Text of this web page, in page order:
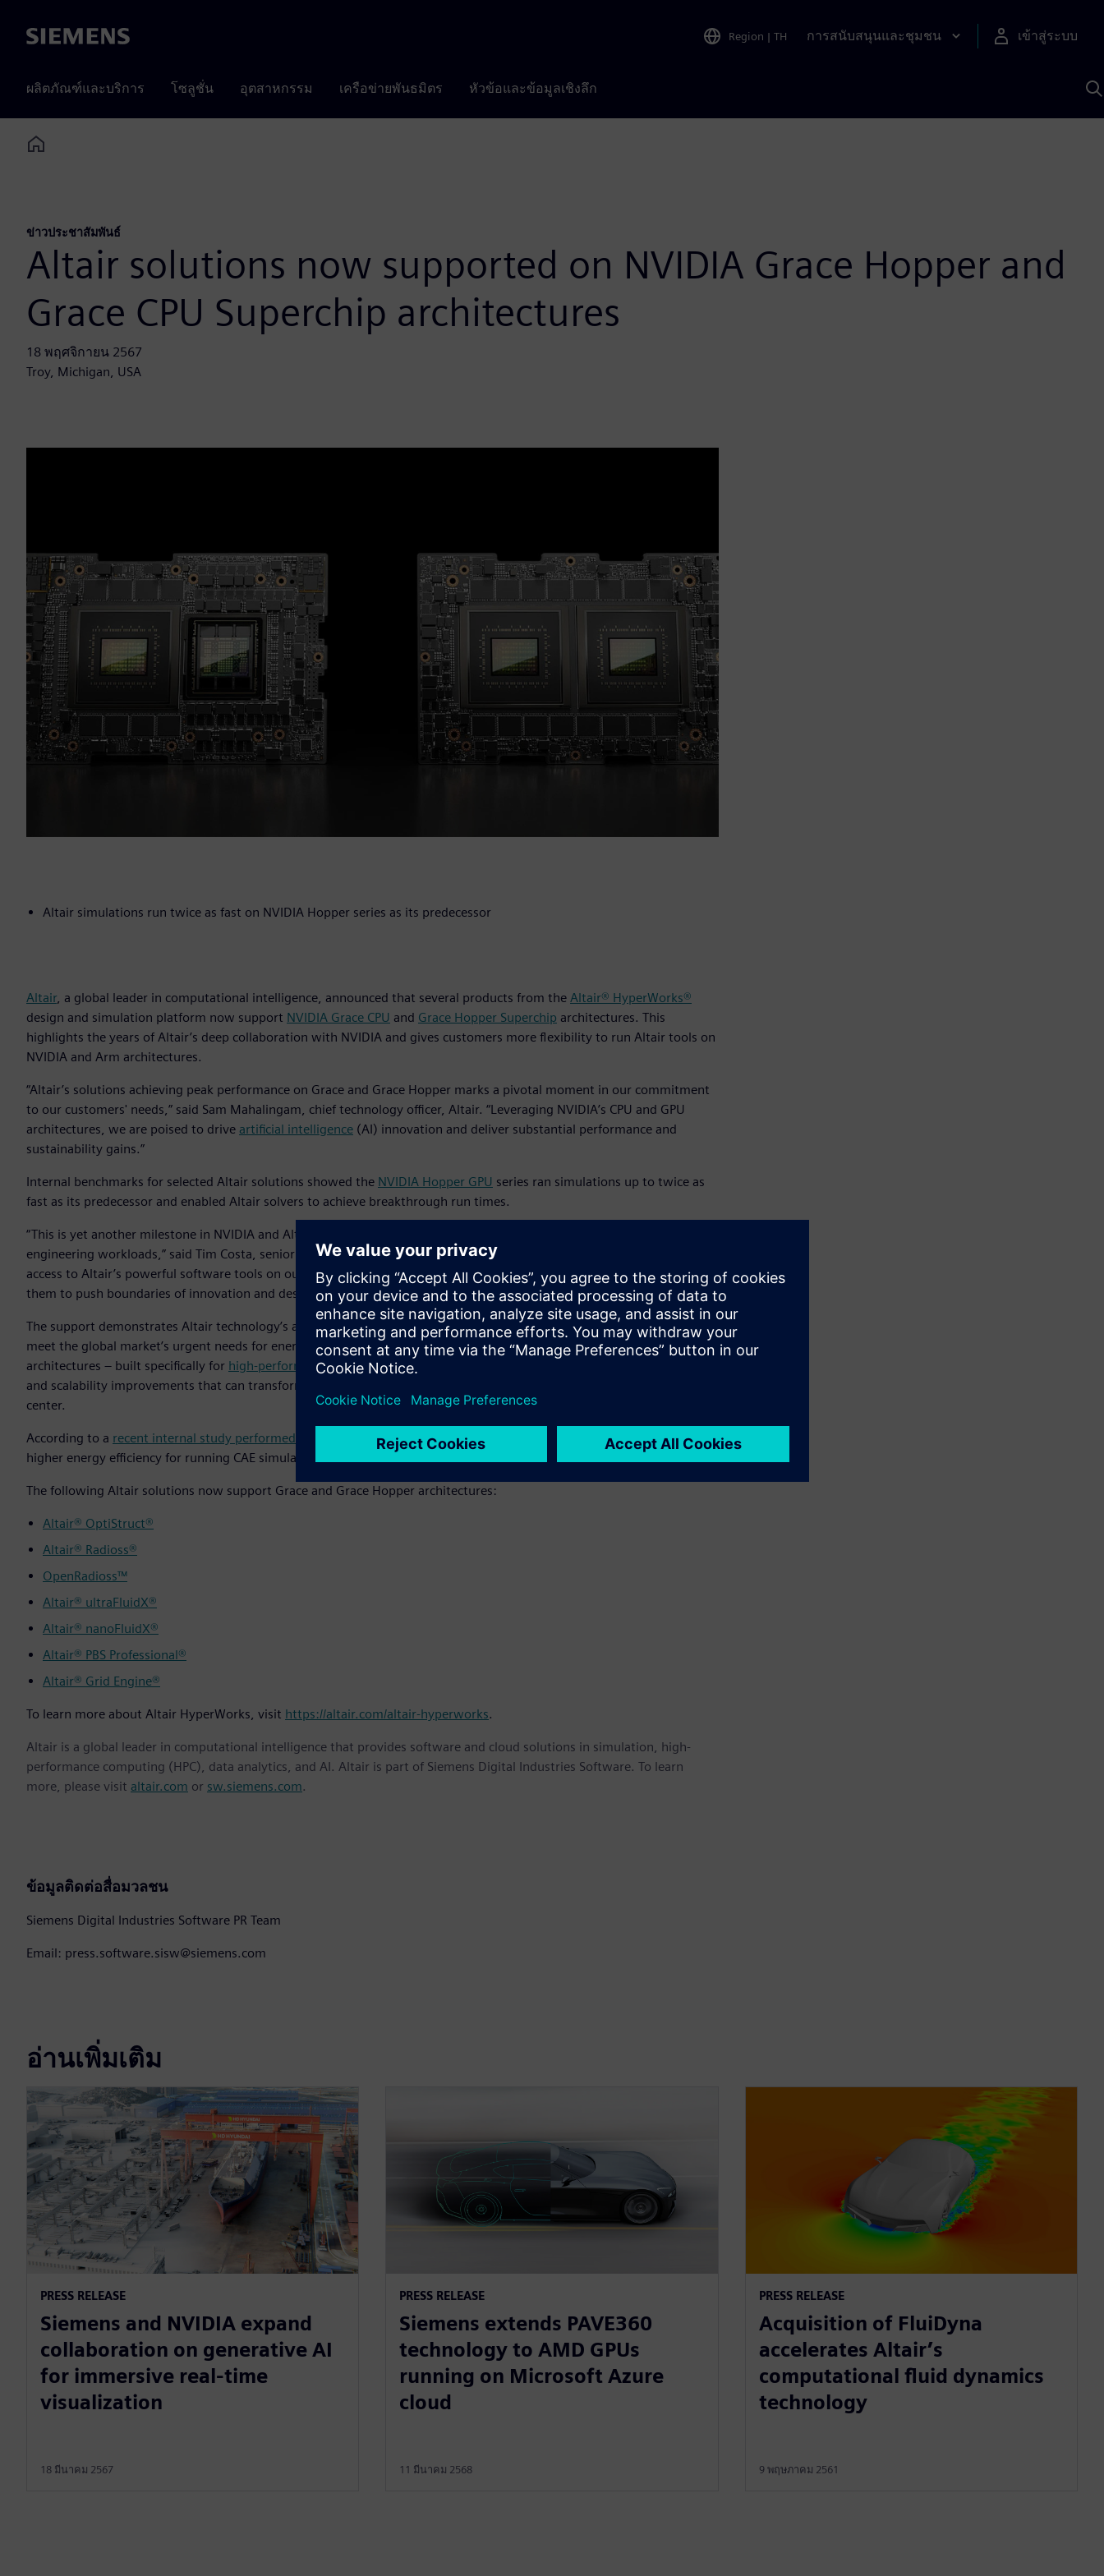
Siemens Region | TH การสนับสนุนและชุมชน เข้าสู่ระบบ
ผลิตภัณฑ์และบริการ โซลูชั่น อุตสาหกรรม เครือข่ายพันธมิตร หัวข้อและข้อมูลเชิงลึก
Home
ข่าวประชาสัมพันธ์
Altair solutions now supported on NVIDIA Grace Hopper and
Grace CPU Superchip architectures
18 พฤศจิกายน 2567
Troy, Michigan, USA
Altair simulations run twice as fast on NVIDIA Hopper series as its predecessor
Altair, a global leader in computational intelligence, announced that several products from the Altair® HyperWorks®
design and simulation platform now support NVIDIA Grace CPU and Grace Hopper Superchip architectures. This
highlights the years of Altair’s deep collaboration with NVIDIA and gives customers more flexibility to run Altair tools on
NVIDIA and Arm architectures.
“Altair’s solutions achieving peak performance on Grace and Grace Hopper marks a pivotal moment in our commitment
to our customers' needs,” said Sam Mahalingam, chief technology officer, Altair. “Leveraging NVIDIA’s CPU and GPU
architectures, we are poised to drive artificial intelligence (AI) innovation and deliver substantial performance and
sustainability gains.”
Internal benchmarks for selected Altair solutions showed the NVIDIA Hopper GPU series ran simulations up to twice as
fast as its predecessor and enabled Altair solvers to achieve breakthrough run times.
“This is yet another milestone in NVIDIA and Altair’s long-standing collaboration to accelerate computer-aided
engineering workloads,” said Tim Costa, senior director of CAE/EDA, quantum and HPC at NVIDIA. “Giving customers
access to Altair’s powerful software tools on our Grace CPU and Grace Hopper Superchip architectures will empower
them to push boundaries of innovation and design across multiple industries.”
The support demonstrates Altair technology’s ability to run on alternative CPU and CPU-GPU architectures that help
meet the global market’s urgent needs for energy efficiency and speed. The NVIDIA Grace and Grace Hopper
architectures – built specifically for high-performance computing(HPC) and AI workloads – offer performance, efficiency,
and scalability improvements that can transform how organizations run simulation at scale in a power-constrained data
center.
According to a recent internal study performed by Lenovo
using OpenRadioss, NVIDIA Grace CPUs deliver up to 2.2x
higher energy efficiency for running CAE simulations compared to their reference server configuration.
The following Altair solutions now support Grace and Grace Hopper architectures:
Altair® OptiStruct®
Altair® Radioss®
OpenRadioss™
Altair® ultraFluidX®
Altair® nanoFluidX®
Altair® PBS Professional®
Altair® Grid Engine®
To learn more about Altair HyperWorks, visit https://altair.com/altair-hyperworks.
Altair is a global leader in computational intelligence that provides software and cloud solutions in simulation, high-
performance computing (HPC), data analytics, and AI. Altair is part of Siemens Digital Industries Software. To learn
more, please visit altair.com or sw.siemens.com.
ข้อมูลติดต่อสื่อมวลชน
Siemens Digital Industries Software PR Team
Email: press.software.sisw@siemens.com
อ่านเพิ่มเติม
PRESS RELEASE
Siemens and NVIDIA expand
collaboration on generative AI
for immersive real-time
visualization
18 มีนาคม 2567
PRESS RELEASE
Siemens extends PAVE360
technology to AMD GPUs
running on Microsoft Azure
cloud
11 มีนาคม 2568
PRESS RELEASE
Acquisition of FluiDyna
accelerates Altair’s
computational fluid dynamics
technology
9 พฤษภาคม 2561